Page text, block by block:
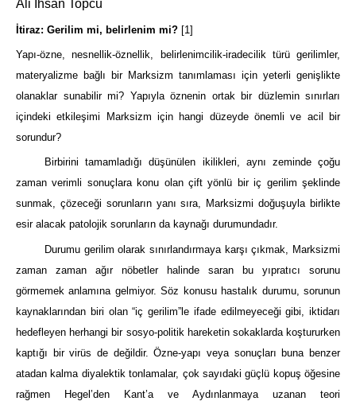
Ali İhsan Topcu
İtiraz: Gerilim mi, belirlenim mi? [1]
Yapı-özne, nesnellik-öznellik, belirlenimcilik-iradecilik türü gerilimler,
materyalizme bağlı bir Marksizm tanımlaması için yeterli genişlikte
olanaklar sunabilir mi? Yapıyla öznenin ortak bir düzlemin sınırları
içindeki etkileşimi Marksizm için hangi düzeyde önemli ve acil bir
sorundur?
Birbirini tamamladığı düşünülen ikilikleri, aynı zeminde çoğu
zaman verimli sonuçlara konu olan çift yönlü bir iç gerilim şeklinde
sunmak, çözeceği sorunların yanı sıra, Marksizmi doğuşuyla birlikte
esir alacak patolojik sorunların da kaynağı durumundadır.
Durumu gerilim olarak sınırlandırmaya karşı çıkmak, Marksizmi
zaman zaman ağır nöbetler halinde saran bu yıpratıcı sorunu
görmemek anlamına gelmiyor. Söz konusu hastalık durumu, sorunun
kaynaklarından biri olan “iç gerilim”le ifade edilmeyeceği gibi, iktidarı
hedefleyen herhangi bir sosyo-politik hareketin sokaklarda koştururken
kaptığı bir virüs de değildir. Özne-yapı veya sonuçları buna benzer
atadan kalma diyalektik tonlamalar, çok sayıdaki güçlü kopuş öğesine
rağmen Hegel’den Kant’a ve Aydınlanmaya uzanan teori